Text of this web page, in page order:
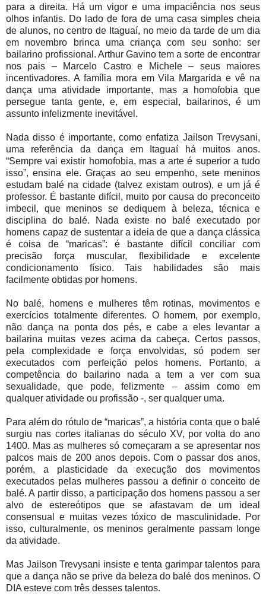
para a direita. Há um vigor e uma impaciência nos seus
olhos infantis. Do lado de fora de uma casa simples cheia
de alunos, no centro de Itaguaí, no meio da tarde de um dia
em novembro brinca uma criança com seu sonho: ser
bailarino profissional. Arthur Gavino tem a sorte de encontrar
nos pais – Marcelo Castro e Michele – seus maiores
incentivadores. A família mora em Vila Margarida e vê na
dança uma atividade importante, mas a homofobia que
persegue tanta gente, e, em especial, bailarinos, é um
assunto infelizmente inevitável.
Nada disso é importante, como enfatiza Jailson Trevysani,
uma referência da dança em Itaguaí há muitos anos.
“Sempre vai existir homofobia, mas a arte é superior a tudo
isso”, ensina ele. Graças ao seu empenho, sete meninos
estudam balé na cidade (talvez existam outros), e um já é
professor. É bastante difícil, muito por causa do preconceito
imbecil, que meninos se dediquem à beleza, técnica e
disciplina do balé. Nada existe no balé executado por
homens capaz de sustentar a ideia de que a dança clássica
é coisa de “maricas”: é bastante difícil conciliar com
precisão força muscular, flexibilidade e excelente
condicionamento físico. Tais habilidades são mais
facilmente obtidas por homens.
No balé, homens e mulheres têm rotinas, movimentos e
exercícios totalmente diferentes. O homem, por exemplo,
não dança na ponta dos pés, e cabe a eles levantar a
bailarina muitas vezes acima da cabeça. Certos passos,
pela complexidade e força envolvidas, só podem ser
executados com perfeição pelos homens. Portanto, a
competência do bailarino nada a tem a ver com sua
sexualidade, que pode, felizmente – assim como em
qualquer atividade ou profissão -, ser qualquer uma.
Para além do rótulo de “maricas”, a história conta que o balé
surgiu nas cortes italianas do século XV, por volta do ano
1400. Mas as mulheres só começaram a se apresentar nos
palcos mais de 200 anos depois. Com o passar dos anos,
porém, a plasticidade da execução dos movimentos
executados pelas mulheres passou a definir o conceito de
balé. A partir disso, a participação dos homens passou a ser
alvo de estereótipos que se afastavam de um ideal
consensual e muitas vezes tóxico de masculinidade. Por
isso, culturalmente, os meninos geralmente passam longe
da atividade.
Mas Jailson Trevysani insiste e tenta garimpar talentos para
que a dança não se prive da beleza do balé dos meninos. O
DIA esteve com três desses talentos.